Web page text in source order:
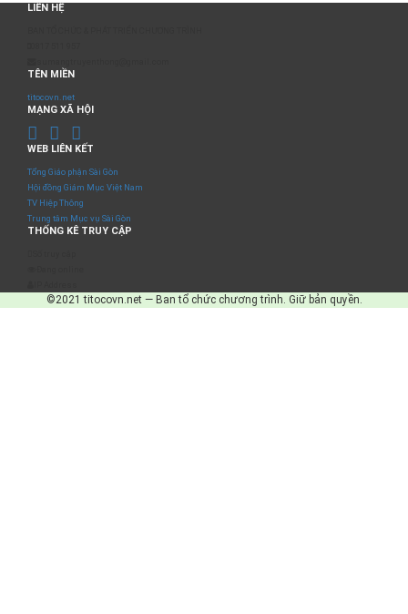
LIÊN HỆ
TÊN MIỀN
titocovn.net
MẠNG XÃ HỘI
WEB LIÊN KẾT
Tổng Giáo phận Sài Gòn
Hội đồng Giám Mục Việt Nam
TV Hiệp Thông
Trung tâm Mục vụ Sài Gòn
THỐNG KÊ TRUY CẬP
©2021 titocovn.net — Ban tổ chức chương trình. Giữ bản quyền.